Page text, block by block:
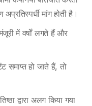
मांग होती है।
में वर्षों लगते हैं और
समाप्त हो जाते हैं, तो
द्वारा अलग किया गया